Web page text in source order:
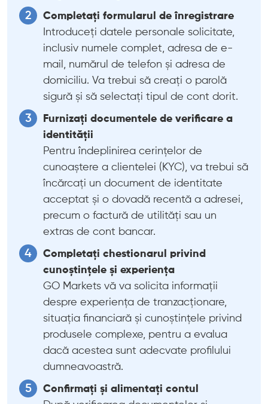
Completați formularul de înregistrare
Introduceți datele personale solicitate,
inclusiv numele complet, adresa de e-
mail, numărul de telefon și adresa de
domiciliu. Va trebui să creați o parolă
sigură și să selectați tipul de cont dorit.
Furnizați documentele de verificare a
identității
Pentru îndeplinirea cerințelor de
cunoaștere a clientelei (KYC), va trebui să
încărcați un document de identitate
acceptat și o dovadă recentă a adresei,
precum o factură de utilități sau un
extras de cont bancar.
Completați chestionarul privind
cunoștințele și experiența
GO Markets vă va solicita informații
despre experiența de tranzacționare,
situația financiară și cunoștințele privind
produsele complexe, pentru a evalua
dacă acestea sunt adecvate profilului
dumneavoastră.
Confirmați și alimentați contul